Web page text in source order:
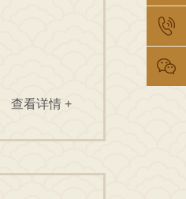
查看详情 +